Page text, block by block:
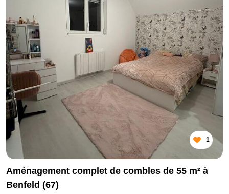
1
Aménagement complet de combles de 55 m² à
Benfeld (67)